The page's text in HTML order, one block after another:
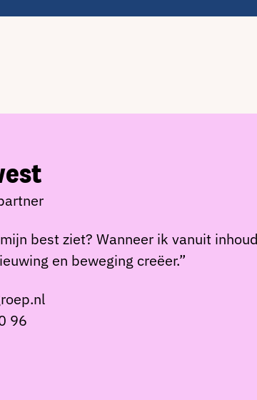
best ziet? Wanneer ik vanuit
en beweging creëer.”
96